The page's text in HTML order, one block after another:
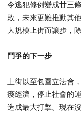
令逃犯修例變成廿三
敗，未來更難推動其
大規模上街而讓步，
鬥爭的下一步
上街以至包圍立法會
瘓經濟，停止社會的
造成最大打擊。現在